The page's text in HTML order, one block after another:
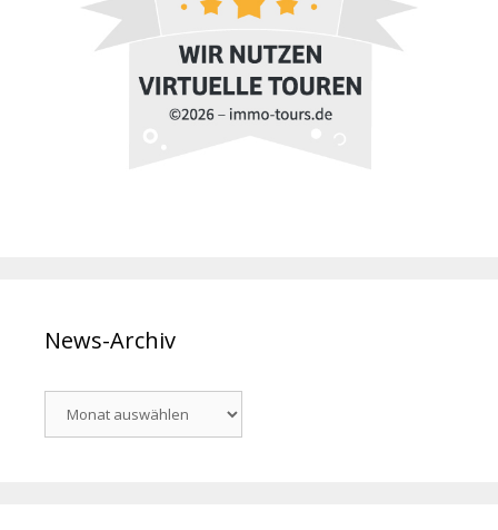
News-Archiv
Archiv